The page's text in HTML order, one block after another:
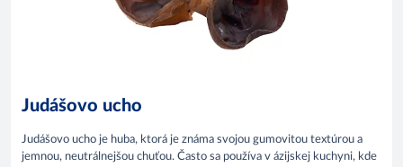
Judášovo ucho
Judášovo ucho je huba, ktorá je známa svojou gumovitou textúrou a
jemnou, neutrálnejšou chuťou. Často sa používa v ázijskej kuchyni, kde